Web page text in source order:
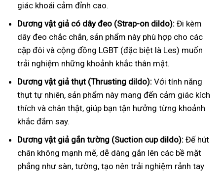
giác khoái cảm đỉnh cao.
Dương vật giả có dây đeo (Strap-on dildo): Đi kèm
dây đeo chắc chắn, sản phẩm này phù hợp cho các
cặp đôi và cộng đồng LGBT (đặc biệt là Les) muốn
trải nghiệm những khoảnh khắc thân mật.
Dương vật giả thụt (Thrusting dildo): Với tính năng
thụt tự nhiên, sản phẩm này mang đến cảm giác kích
thích và chân thật, giúp bạn tận hưởng từng khoảnh
khắc đắm say.
Dương vật giả gắn tường (Suction cup dildo): Đế hút
chân không mạnh mẽ, dễ dàng gắn lên các bề mặt
phẳng như sàn, tường, tạo nên trải nghiệm rảnh tay